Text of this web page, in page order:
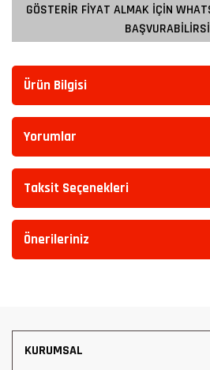
GÖSTERİR FİYAT ALMAK İÇİN
Ürün Bilgisi
Yorumlar
Taksit Seçenekleri
Önerileriniz
KURUMSAL